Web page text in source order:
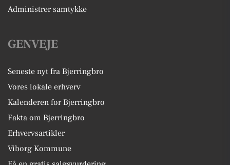
Administrer samtykke
GENVEJE
Seneste nyt fra Bjerringbro
Vores lokale erhverv
Kalenderen for Bjerringbro
Fakta om Bjerringbro
Erhvervsartikler
Viborg Kommune